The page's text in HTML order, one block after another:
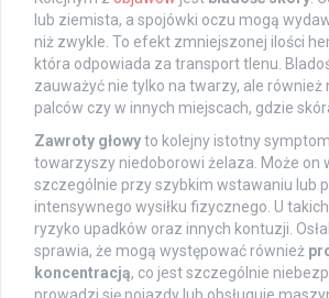
lub ziemista, a spojówki oczu mogą
niż zwykle. To efekt zmniejszonej ilości
która odpowiada za transport tlenu.
zauważyć nie tylko na twarzy, ale również
palców czy w innych miejscach, gdzie
Zawroty głowyto kolejny istotny
towarzyszy niedoborowi żelaza. Może on
szczególnie przy szybkim wstawaniu lub
intensywnego wysiłku fizycznego. U
ryzyko upadków oraz innych kontuzji.
sprawia, że mogą występować również
koncentracją, co jest szczególnie